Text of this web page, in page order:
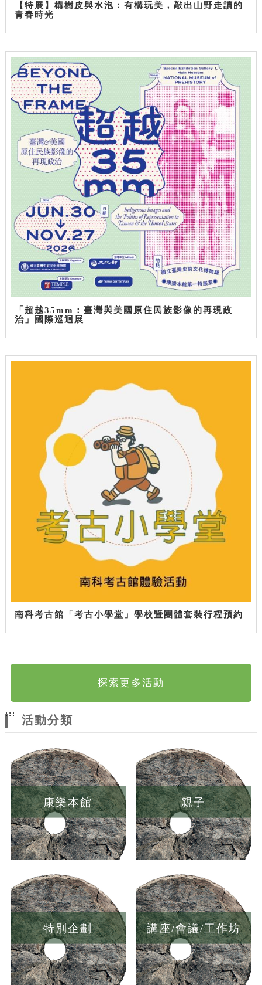
【特展】構樹皮與水泡：有構玩美，敲出山野走讀的
青春時光
「超越35mm：臺灣與美國原住民族影像的再現政
治」國際巡迴展
南科考古館「考古小學堂」學校暨團體套裝行程預約
探索更多活動
:::
活動分類
康樂本館 親子
特別企劃 講座/會議/工作坊